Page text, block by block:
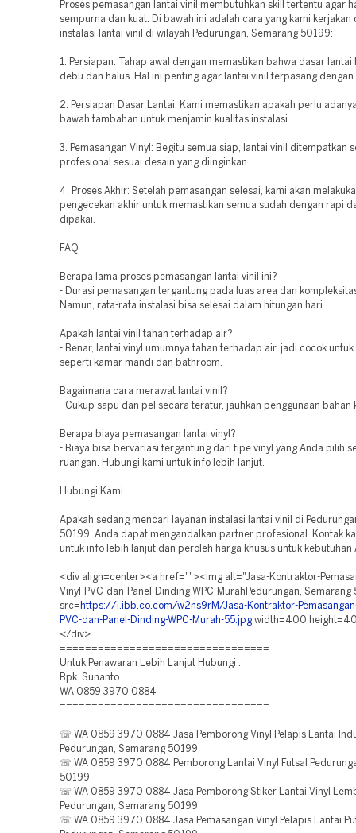
Proses pemasangan lantai vinil membutuhkan skill tertentu agar
sempurna dan kuat. Di bawah ini adalah cara yang kami kerjakan
instalasi lantai vinil di wilayah Pedurungan, Semarang 50199:
1. Persiapan: Tahap awal dengan memastikan bahwa dasar
debu dan halus. Hal ini penting agar lantai vinil terpasang dengan
2. Persiapan Dasar Lantai: Kami memastikan apakah perlu
bawah tambahan untuk menjamin kualitas instalasi.
3. Pemasangan Vinyl: Begitu semua siap, lantai vinil ditempatkan
profesional sesuai desain yang diinginkan.
4. Proses Akhir: Setelah pemasangan selesai, kami akan
pengecekan akhir untuk memastikan semua sudah dengan rapi
dipakai.
FAQ
Berapa lama proses pemasangan lantai vinil ini?
- Durasi pemasangan tergantung pada luas area dan
Namun, rata-rata instalasi bisa selesai dalam hitungan hari.
Apakah lantai vinil tahan terhadap air?
- Benar, lantai vinyl umumnya tahan terhadap air, jadi cocok untuk
seperti kamar mandi dan bathroom.
Bagaimana cara merawat lantai vinil?
- Cukup sapu dan pel secara teratur, jauhkan penggunaan bahan
Berapa biaya pemasangan lantai vinyl?
- Biaya bisa bervariasi tergantung dari tipe vinyl yang Anda pilih
ruangan. Hubungi kami untuk info lebih lanjut.
Hubungi Kami
Apakah sedang mencari layanan instalasi lantai vinil di
50199, Anda dapat mengandalkan partner profesional. Kontak
untuk info lebih lanjut dan peroleh harga khusus untuk kebutuhan
<div align=center><a href=""><img alt="Jasa-Kontraktor-
Vinyl-PVC-dan-Panel-Dinding-WPC-MurahPedurungan, Semarang
src= https://i.ibb.co.com/w2ns9rM/Jasa-Kontraktor-
PVC-dan-Panel-Dinding-WPC-Murah-55.jpgwidth=400
</div>
=================================
Untuk Penawaran Lebih Lanjut Hubungi :
Bpk. Sunanto
WA 0859 3970 0884
=================================
☏ WA 0859 3970 0884 Jasa Pemborong Vinyl Pelapis Lantai
Pedurungan, Semarang 50199
☏ WA 0859 3970 0884 Pemborong Lantai Vinyl Futsal
50199
☏ WA 0859 3970 0884 Jasa Pemborong Stiker Lantai Vinyl
Pedurungan, Semarang 50199
☏ WA 0859 3970 0884 Jasa Pemasangan Vinyl Pelapis Lantai